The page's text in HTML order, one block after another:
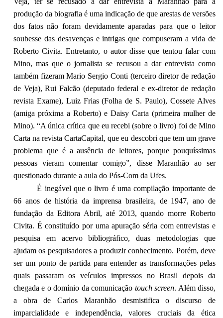
produção da biografia é uma indicação de que arestas de versões
dos fatos não foram devidamente aparadas para que o leitor
soubesse das desavenças e intrigas que compuseram a vida de
Roberto Civita. Entretanto, o autor disse que tentou falar com
Mino, mas que o jornalista se recusou a dar entrevista como
também fizeram Mario Sergio Conti (terceiro diretor de redação
de Veja), Rui Falcão (deputado federal e ex-diretor de redação
revista Exame), Luiz Frias (Folha de S. Paulo), Cossete Alves
(amiga próxima a Roberto) e Daisy Carta (primeira mulher de
Mino). “A única crítica que eu recebi (sobre o livro) foi de Mino
Carta na revista CartaCapital, que eu descobri que tem um grave
problema que é a ausência de leitores, porque pouquíssimas
pessoas vieram comentar comigo”, disse Maranhão ao ser
questionado durante a aula do Pós-Com da Ufes.
É inegável que o livro é uma compilação importante de
66 anos de história da imprensa brasileira, de 1947, ano de
fundação da Editora Abril, até 2013, quando morre Roberto
Civita. É constituído por uma apuração séria com entrevistas e
pesquisa em acervo bibliográfico, duas metodologias que
ajudam os pesquisadores a produzir conhecimento. Porém, deve
ser um ponto de partida para entender as transformações pelas
quais passaram os veículos impressos no Brasil depois da
chegada e o domínio da comunicação touch screen. Além disso,
a obra de Carlos Maranhão desmistifica o discurso de
imparcialidade e independência, valores cruciais da ética